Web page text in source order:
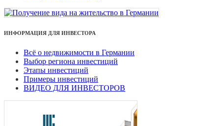
ИНФОРМАЦИЯ ДЛЯ ИНВЕСТОРА
Всё о недвижимости в Германии
Выбор региона инвестиций
Этапы инвестиций
Примеры инвестиций
ВИДЕО ДЛЯ ИНВЕСТОРОВ